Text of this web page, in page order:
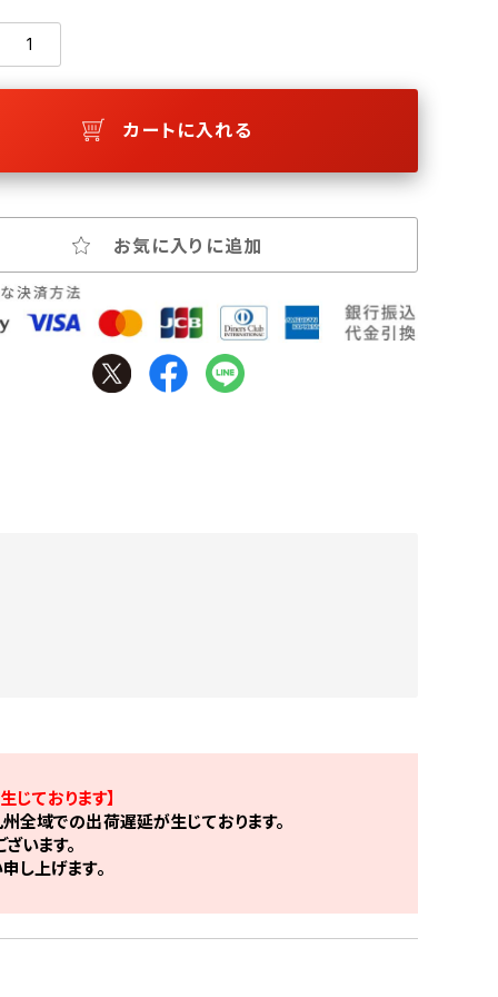
カートに入れる
お気に入りに追加
ております】
全域での出荷遅延が生じております。
います。
し上げます。